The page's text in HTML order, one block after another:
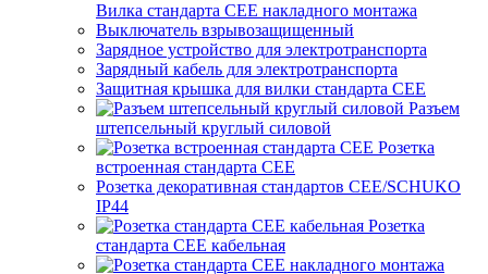
Вилка стандарта CEE накладного монтажа
Выключатель взрывозащищенный
Зарядное устройство для электротранспорта
Зарядный кабель для электротранспорта
Защитная крышка для вилки стандарта CEE
Разъем
штепсельный круглый силовой
Розетка
встроенная стандарта CEE
Розетка декоративная стандартов CEE/SCHUKO
IP44
Розетка
стандарта СЕЕ кабельная